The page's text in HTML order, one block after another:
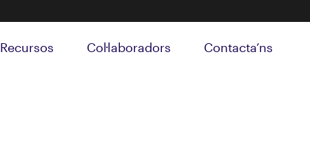
Recursos Col·laboradors Contacta’ns